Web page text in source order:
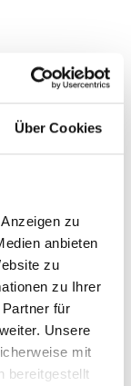
Über Cookies
zu
anbieten
zu
zu Ihrer
für
Unsere
mit
bereitgestellt